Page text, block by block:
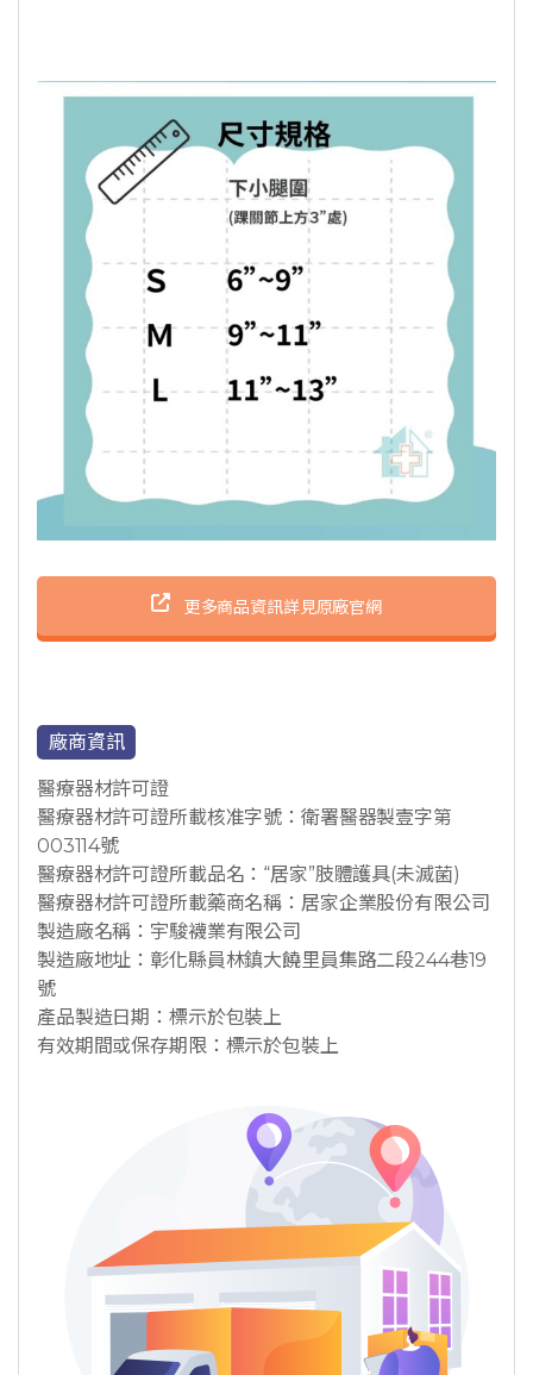
更多商品資訊詳見原廠官網
廠商資訊
醫療器材許可證
醫療器材許可證所載核准字號：衛署醫器製壹字第
003114號
醫療器材許可證所載品名：“居家”肢體護具(未滅菌)
醫療器材許可證所載藥商名稱：居家企業股份有限公司
製造廠名稱：宇駿襪業有限公司
製造廠地址：彰化縣員林鎮大饒里員集路二段244巷19
號
產品製造日期：標示於包裝上
有效期間或保存期限：標示於包裝上